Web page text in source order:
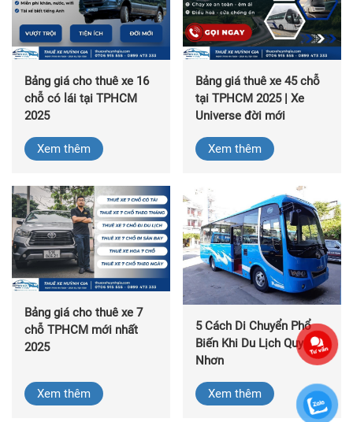
Bảng giá cho thuê xe 16
chỗ có lái tại TPHCM
2025
Xem thêm
Bảng giá thuê xe 45 chỗ
tại TPHCM 2025 | Xe
Universe đời mới
Xem thêm
Bảng giá cho thuê xe 7
chỗ TPHCM mới nhất
2025
Xem thêm
5 Cách Di Chuyển Phổ
Biến Khi Du Lịch Quy
Nhơn
Xem thêm